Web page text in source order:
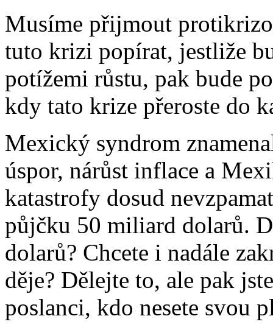
Musíme přijmout
tuto krizi popírat, jestliže
potížemi růstu, pak bude
kdy tato krize přeroste do
Mexický syndrom
úspor, nárůst inflace a
katastrofy dosud
půjčku 50 miliard dolarů.
dolarů? Chcete i nadále
děje? Dělejte to, ale pak
poslanci, kdo nesete svou